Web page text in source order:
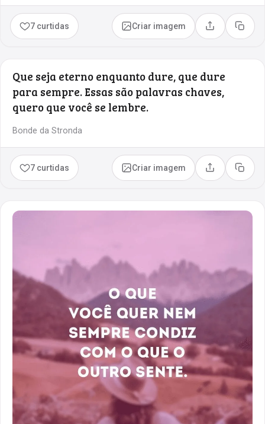
7 curtidas Criar imagem Compartilhar
Copiar
Que seja eterno enquanto dure, que dure
para sempre. Essas são palavras chaves,
quero que você se lembre.
Bonde da Stronda
7 curtidas Criar imagem Compartilhar
Copiar